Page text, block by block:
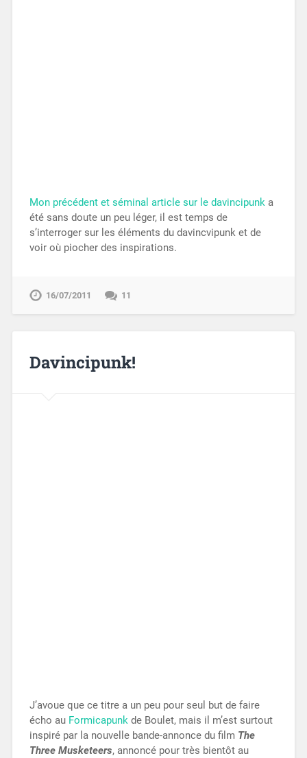
Mon précédent et séminal article sur le davincipunka
été sans doute un peu léger, il est temps de
s’interroger sur les éléments du davincvipunk et de
voir où piocher des inspirations.
16/07/2011 11
Davincipunk!
J’avoue que ce titre a un peu pour seul but de faire
écho au Formicapunkde Boulet, mais il m’est surtout
inspiré par la nouvelle bande-annonce du film The
Three Musketeers, annoncé pour très bientôt au